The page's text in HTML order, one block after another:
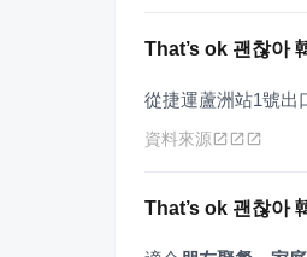
That’s ok 괜찮아
從捷運蘆洲站1號出
資料來源
That’s ok 괜찮아